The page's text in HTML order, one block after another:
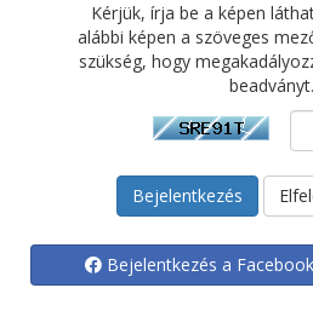
Kérjük, írja be a képen
alábbi képen a szöveges
szükség, hogy
beadványt.
Bejelentkezés a Facebook